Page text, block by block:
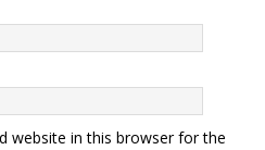
website in this browser for the